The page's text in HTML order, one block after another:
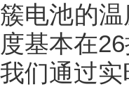
簇电池的
度基本在
我们通过